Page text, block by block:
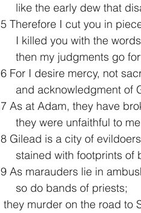
like the early dew that
5 Therefore I cut you in
I killed you with the
then my judgments go
6 For I desire mercy, not
and acknowledgment
7 As at Adam, they have
they were unfaithful to
8 Gilead is a city of
stained with footprints
9 As marauders lie in
     so do bands of priests;
they murder on the road to